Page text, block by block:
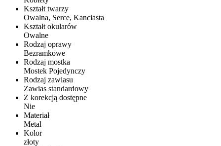
Kształt twarzy
Owalna, Serce, Kanciasta
Kształt okularów
Owalne
Rodzaj oprawy
Bezramkowe
Rodzaj mostka
Mostek Pojedynczy
Rodzaj zawiasu
Zawias standardowy
Z korekcją dostępne
Nie
Materiał
Metal
Kolor
złoty